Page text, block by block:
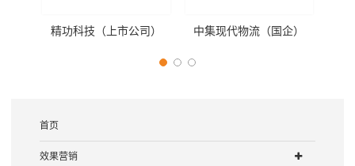
精功科技（上市公司） 中集现代物流（国企）
首页
效果营销